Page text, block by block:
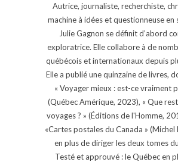
Autrice, journaliste, recherchiste,
machine à idées et questionneuse en
Julie Gagnon se définit d’abord
exploratrice. Elle collabore à de
québécois et internationaux depuis
Elle a publié une quinzaine de livres,
« Voyager mieux : est-ce vraiment
(Québec Amérique, 2023), « Que
voyages ? » (Éditions de l'Homme,
«Cartes postales du Canada » (Michel
en plus de diriger les deux tomes
Testé et approuvé : le Québec en